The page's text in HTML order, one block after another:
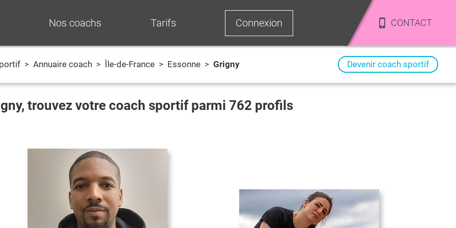
Nos coachs Tarifs Connexion CONTACT
> Annuaire coach > Île-de-France > Essonne > Grigny Devenir coach sportif
, trouvez votre coach sportif parmi 762 profils